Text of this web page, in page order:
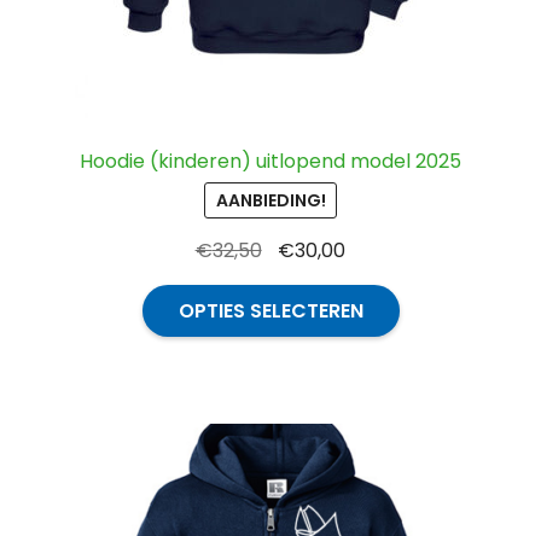
Hoodie (kinderen) uitlopend model 2025
AANBIEDING!
€32,50
Oorspronkelijke
prijs
was:
€32,50.
€30,00Huidige
prijs
is:
€30,00.
OPTIES SELECTEREN
Dit
product
kan